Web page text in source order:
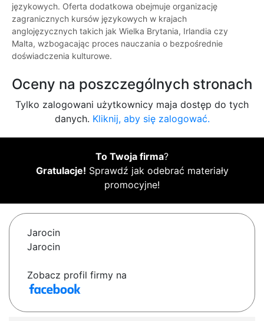
językowych. Oferta dodatkowa obejmuje organizację
zagranicznych kursów językowych w krajach
anglojęzycznych takich jak Wielka Brytania, Irlandia czy
Malta, wzbogacając proces nauczania o bezpośrednie
doświadczenia kulturowe.
Oceny na poszczególnych stronach
Tylko zalogowani użytkownicy maja dostęp do tych
danych. Kliknij, aby się zalogować.
To Twoja firma?
Gratulacje! Sprawdź jak odebrać materiały
promocyjne!
Jarocin
Jarocin
Zobacz profil firmy na